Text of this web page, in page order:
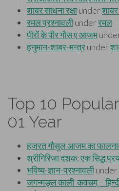
Top 10
01 Year